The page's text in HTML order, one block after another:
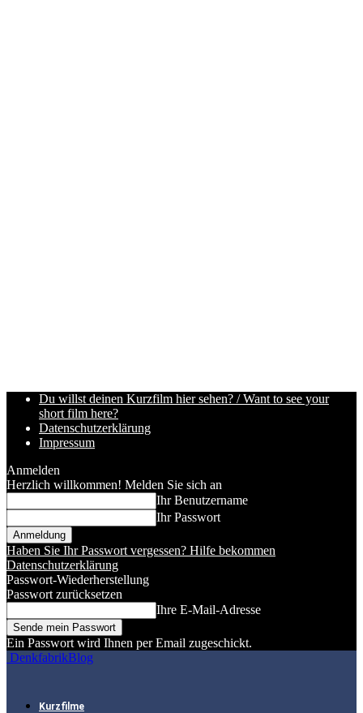
Du willst deinen Kurzfilm hier sehen? / Want to see your
short film here?
Datenschutzerklärung
Impressum
Anmelden
Herzlich willkommen! Melden Sie sich an
Ihr Benutzername
Ihr Passwort
Haben Sie Ihr Passwort vergessen? Hilfe bekommen
Datenschutzerklärung
Passwort-Wiederherstellung
Passwort zurücksetzen
Ihre E-Mail-Adresse
Ein Passwort wird Ihnen per Email zugeschickt.
DenkfabrikBlog
Kurzfilme